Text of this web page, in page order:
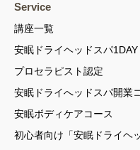
Service
講座一覧
安眠ドライヘッドスパ1DAY
プロセラピスト認定
安眠ドライへッドスパ開業
安眠ボディケアコース
初心者向け「安眠ドライヘ